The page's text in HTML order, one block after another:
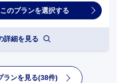
詳細を見る
ランを見る(38件)